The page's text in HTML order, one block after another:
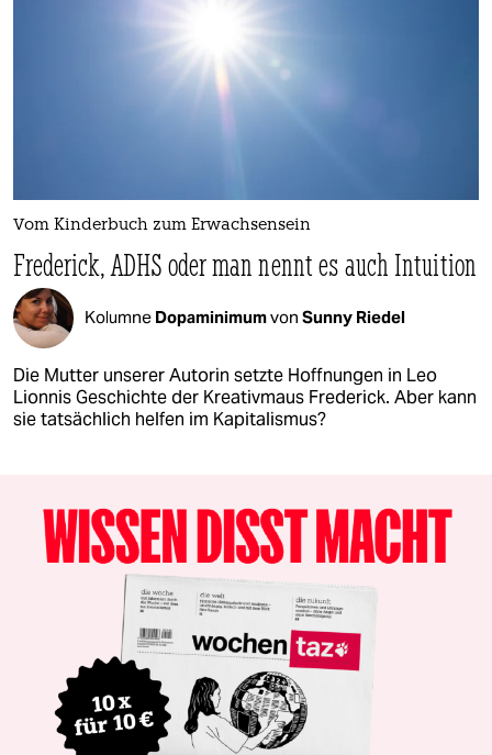
Vom Kinderbuch zum Erwachsensein
Frederick, ADHS oder man nennt es auch Intuition
Kolumne Dopaminimumvon Sunny Riedel
Die Mutter unserer Autorin setzte Hoffnungen in Leo
Lionnis Geschichte der Kreativmaus Frederick. Aber kann
sie tatsächlich helfen im Kapitalismus?